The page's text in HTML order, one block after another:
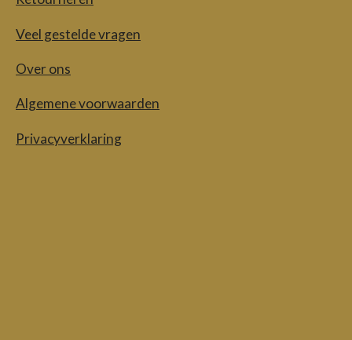
Veel gestelde vragen
Over ons
Algemene voorwaarden
Privacyverklaring